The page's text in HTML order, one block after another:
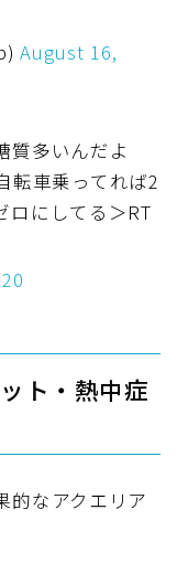
August 16,
質多いんだよ
転車乗ってれば2
ロにしてる＞RT
ト・熱中症
的なアクエリア